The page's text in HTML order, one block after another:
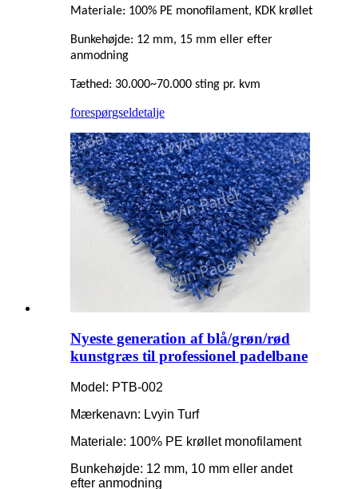
Materiale: 100% PE monofilament, KDK krøllet
Bunkehøjde: 12 mm, 15 mm eller efter
anmodning
Tæthed: 30.000~70.000 sting pr. kvm
forespørgseldetalje
Nyeste generation af blå/grøn/rød
kunstgræs til professionel padelbane
Model: PTB-002
Mærkenavn: Lvyin Turf
Materiale: 100% PE krøllet monofilament
Bunkehøjde: 12 mm, 10 mm eller andet
efter anmodning